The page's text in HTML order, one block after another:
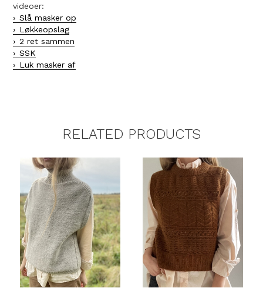
videoer:
Slå masker op
Løkkeopslag
2 ret sammen
SSK
Luk masker af
RELATED PRODUCTS